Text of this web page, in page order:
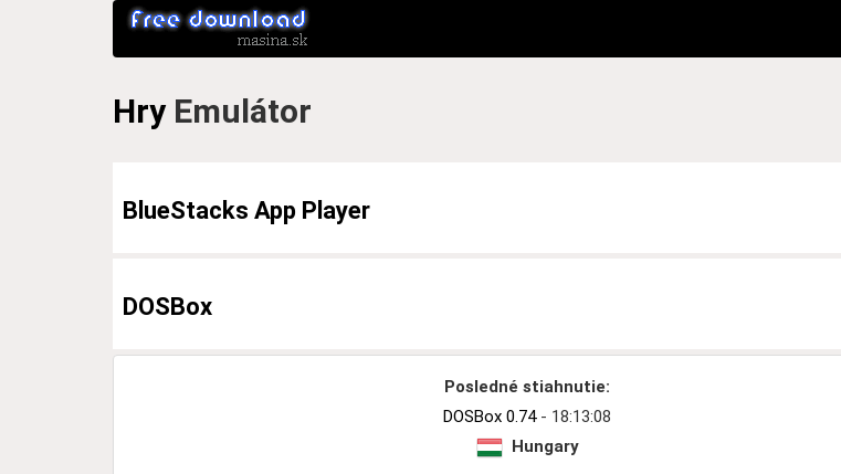
HryEmulátor
BlueStacks App Player
DOSBox
Posledné stiahnutie:
DOSBox 0.74- 18:13:08
Hungary